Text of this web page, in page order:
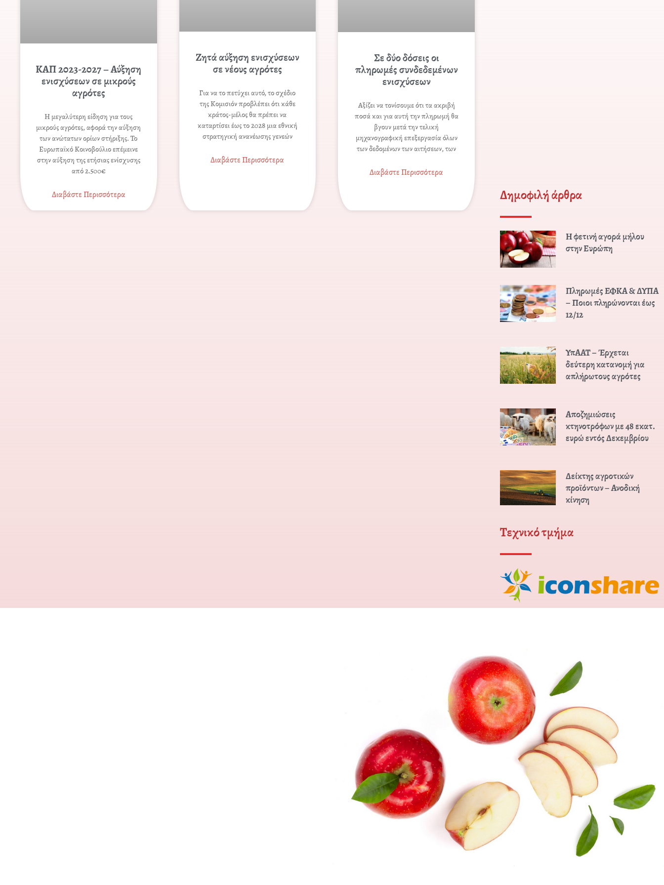
ΚΑΠ 2023-2027 – Αύξηση
ενισχύσεων σε μικρούς
αγρότες
Η μεγαλύτερη είδηση για τους
μικρούς αγρότες, αφορά την αύξηση
των ανώτατων ορίων στήριξης. Το
Ευρωπαϊκό Κοινοβούλιο επέμεινε
στην αύξηση της ετήσιας ενίσχυσης
από 2.500€
Διαβάστε Περισσότερα
Ζητά αύξηση ενισχύσεων
σε νέους αγρότες
Για να το πετύχει αυτό, το σχέδιο
της Κομισιόν προβλέπει ότι κάθε
κράτος-μέλος θα πρέπει να
καταρτίσει έως το 2028 μια εθνική
στρατηγική ανανέωσης γενεών
Διαβάστε Περισσότερα
Σε δύο δόσεις οι
πληρωμές συνδεδεμένων
ενισχύσεων
Αξίζει να τονίσουμε ότι τα ακριβή
ποσά και για αυτή την πληρωμή θα
βγουν μετά την τελική
μηχανογραφική επεξεργασία όλων
των δεδομένων των αιτήσεων, των
Διαβάστε Περισσότερα
Δημοφιλή άρθρα
Η φετινή αγορά μήλου
στην Ευρώπη
Πληρωμές ΕΦΚΑ & ΔΥΠΑ
– Ποιοι πληρώνονται έως
12/12
ΥπΑΑΤ – Έρχεται
δεύτερη κατανομή για
απλήρωτους αγρότες
Αποζημιώσεις
κτηνοτρόφων με 48 εκατ.
ευρώ εντός Δεκεμβρίου
Δείκτης αγροτικών
προϊόντων – Ανοδική
κίνηση
Τεχνικό τμήμα